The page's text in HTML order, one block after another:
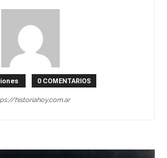
0 COMENTARIOS
historiahoy.com.ar